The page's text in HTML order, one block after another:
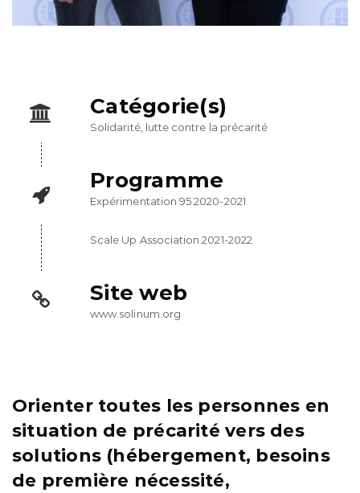
Catégorie(s)
Solidarité, lutte contre la précarité
Programme
Expérimentation 95 2020-2021
Scale Up Association 2021-2022
Site web
www.solinum.org
Orienter toutes les personnes en
situation de précarité vers des
solutions (hébergement, besoins
de première nécessité,